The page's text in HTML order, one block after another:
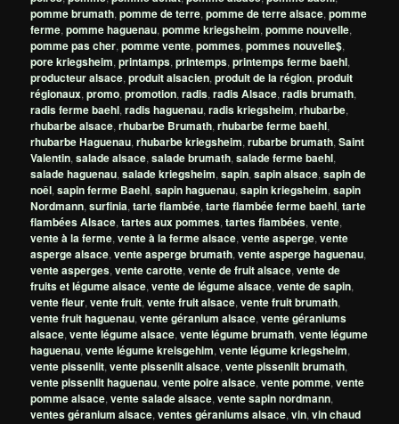
pomme brumath,pomme de terre,pomme de terre alsace,pomme
ferme,pomme haguenau,pomme kriegsheim,pomme nouvelle,
pomme pas cher,pomme vente,pommes,pommes nouvelle$,
pore kriegsheim,printamps,printemps,printemps ferme baehl,
producteur alsace,produit alsacien,produit de la région,produit
régionaux,promo,promotion,radis,radis Alsace,radis brumath,
radis ferme baehl,radis haguenau,radis kriegsheim,rhubarbe,
rhubarbe alsace,rhubarbe Brumath,rhubarbe ferme baehl,
rhubarbe Haguenau,rhubarbe kriegsheim,rubarbe brumath,Saint
Valentin,salade alsace,salade brumath,salade ferme baehl,
salade haguenau,salade kriegsheim,sapin,sapin alsace,sapin de
noêl,sapin ferme Baehl,sapin haguenau,sapin kriegsheim,sapin
Nordmann,surfinia,tarte flambée,tarte flambée ferme baehl,tarte
flambées Alsace,tartes aux pommes,tartes flambées,vente,
vente à la ferme,vente à la ferme alsace,vente asperge,vente
asperge alsace,vente asperge brumath,vente asperge haguenau,
vente asperges,vente carotte,vente de fruit alsace,vente de
fruits et légume alsace,vente de légume alsace,vente de sapin,
vente fleur,vente fruit,vente fruit alsace,vente fruit brumath,
vente fruit haguenau,vente géranium alsace,vente géraniums
alsace,vente légume alsace,vente légume brumath,vente légume
haguenau,vente légume kreisgehim,vente légume kriegsheim,
vente pissenlit,vente pissenlit alsace,vente pissenlit brumath,
vente pissenlit haguenau,vente poire alsace,vente pomme,vente
pomme alsace,vente salade alsace,vente sapin nordmann,
ventes géranium alsace,ventes géraniums alsace,vin,vin chaud